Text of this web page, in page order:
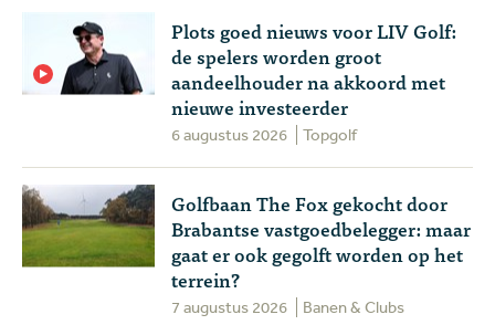
Plots goed nieuws voor LIV Golf:
de spelers worden groot
aandeelhouder na akkoord met
nieuwe investeerder
6 augustus 2026 Topgolf
Golfbaan The Fox gekocht door
Brabantse vastgoedbelegger: maar
gaat er ook gegolft worden op het
terrein?
7 augustus 2026 Banen & Clubs